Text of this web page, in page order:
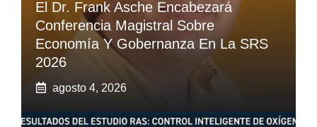
El Dr. Frank Asche Encabezará
Conferencia Magistral Sobre
Economía Y Gobernanza En La SRS
2026
agosto 4, 2026